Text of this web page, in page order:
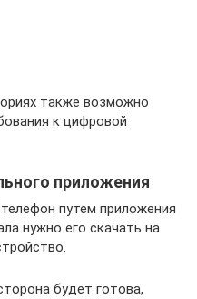
также возможно
к цифровой
приложения
путем приложения
нужно его скачать на
будет готова,